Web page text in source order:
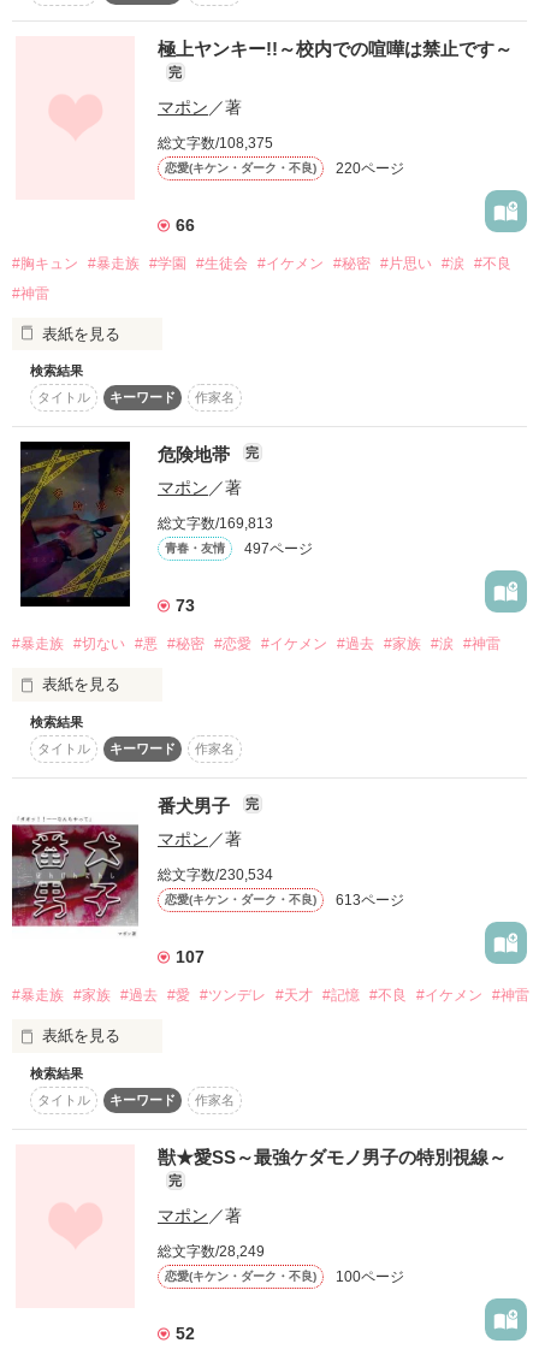
ステータス 全て
長編 中編 短編
コンテスト
復刻！夏の野いちごビギナーズ応援コンテスト～中・長編チ
ャレンジ！～
500文字の不気味なテスト、募集中。
スターツ出版小説投稿サイト合同企画「1話からの長編大
賞」野いちご！会場
その他の条件 動画あり コミックあり
「どうして助けに来てくれたの？」
「好きだからに決まってんだろ。バーカ」
闇を抱えたある美少女
×
最強暴走族 神雷
愛に溺れる“最強”の物語
2015/07/15 更新終了
総合ランキング最高4位!!
★レビューThanks★
runa✩様
みわチャンまん様
SECRET様
音 泡様
＊舞姫＊様
まるもちーず様
山形遥花様
けい.M様
作品を読む
極上ヤンキー!!～校内での喧嘩は禁止です～
完
マポン ／著
総文字数/108,375
恋愛(キケン・ダーク・不良) 220ページ
66
#胸キュン #暴走族 #学園 #生徒会 #イケメン #秘密 #片思い #涙
#不良
#神雷
表紙を見る
学校を仕切る生徒会役員は
甘くて危険な最強ヤンキーたち！？
「こいつは俺がもらう」
なぜか気に入られちゃいました。
（隠した涙に、気づいて）
2016/05/09 執筆開始
2016/05/25 執筆終了
2016/05/27 公開開始
総合ランキング最高8位
検索結果
タイトル
キーワード 作家名
危険地帯 完
マポン／著
総文字数/169,813
青春・友情 497ページ
73
#暴走族 #切ない #悪 #秘密 #恋愛 #イケメン #過去 #家族 #涙 #神雷
表紙を見る
危険な暴走族 黒龍
彼らとの出会いがきっかけで
日常はぶち壊され
――私の運命は、狂い出す。
2016/07/15 執筆開始
2016/07/26 執筆終了
2016/10/07 修正開始
2016/10/24 修正終了
2016/10/25 公開開始
総合ランキング最高８位
検索結果
タイトル
キーワード 作家名
番犬男子 完
マポン／著
総文字数/230,534
恋愛(キケン・ダーク・不良) 613ページ
107
#暴走族 #家族 #過去 #愛 #ツンデレ #天才 #記憶 #不良 #イケメン #神雷
表紙を見る
もう傷つけたくないから
大好きな人に会いに行く
検索結果
タイトル
キーワード 作家名
獣★愛SS～最強ケダモノ男子の特別視線～
完
マポン ／著
総文字数/28,249
恋愛(キケン・ダーク・不良) 100ページ
52